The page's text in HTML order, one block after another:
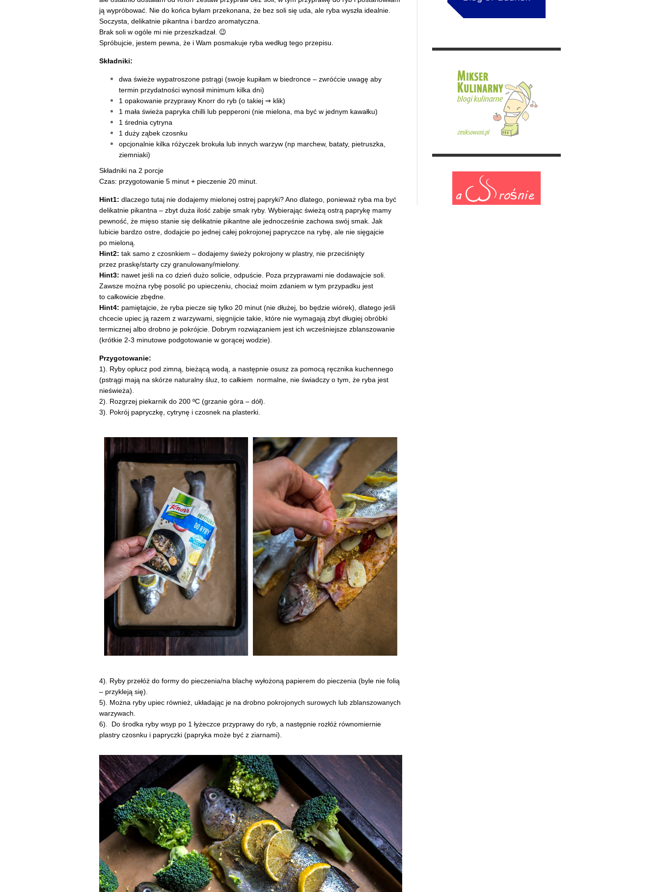
ją wypróbować. Nie do końca byłam przekonana, że bez soli się uda, ale ryba wyszła idealnie.
Soczysta, delikatnie pikantna i bardzo aromatyczna.
Brak soli w ogóle mi nie przeszkadzał. 😉
Spróbujcie, jestem pewna, że i Wam posmakuje ryba według tego przepisu.
Składniki:
dwa świeże wypatroszone pstrągi (swoje kupiłam w biedronce – zwróćcie uwagę aby
termin przydatności wynosił minimum kilka dni)
1 opakowanie przyprawy Knorr do ryb (o takiej ⇒ klik)
1 mała świeża papryka chilli lub pepperoni (nie mielona, ma być w jednym kawałku)
1 średnia cytryna
1 duży ząbek czosnku
opcjonalnie kilka różyczek brokuła lub innych warzyw (np marchew, bataty, pietruszka,
ziemniaki)
Składniki na 2 porcje
Czas: przygotowanie 5 minut + pieczenie 20 minut.
Hint1: dlaczego tutaj nie dodajemy mielonej ostrej papryki? Ano dlatego, ponieważ ryba ma być
delikatnie pikantna – zbyt duża ilość zabije smak ryby. Wybierając świeżą ostrą paprykę mamy
pewność, że mięso stanie się delikatnie pikantne ale jednocześnie zachowa swój smak. Jak
lubicie bardzo ostre, dodajcie po jednej całej pokrojonej papryczce na rybę, ale nie sięgajcie
po mieloną.
Hint2: tak samo z czosnkiem – dodajemy świeży pokrojony w plastry, nie przeciśnięty
przez praskę/starty czy granulowany/mielony.
Hint3: nawet jeśli na co dzień dużo solicie, odpuście. Poza przyprawami nie dodawajcie soli.
Zawsze można rybę posolić po upieczeniu, chociaż moim zdaniem w tym przypadku jest
to całkowicie zbędne.
Hint4: pamiętajcie, że ryba piecze się tylko 20 minut (nie dłużej, bo będzie wiórek), dlatego jeśli
chcecie upiec ją razem z warzywami, sięgnijcie takie, które nie wymagają zbyt długiej obróbki
termicznej albo drobno je pokrójcie. Dobrym rozwiązaniem jest ich wcześniejsze zblanszowanie
(krótkie 2-3 minutowe podgotowanie w gorącej wodzie).
Przygotowanie:
1). Ryby opłucz pod zimną, bieżącą wodą, a następnie osusz za pomocą ręcznika kuchennego
(pstrągi mają na skórze naturalny śluz, to całkiem normalne, nie świadczy o tym, że ryba jest
nieświeża).
2). Rozgrzej piekarnik do 200 ºC (grzanie góra – dół).
3). Pokrój papryczkę, cytrynę i czosnek na plasterki.
4). Ryby przełóż do formy do pieczenia/na blachę wyłożoną papierem do pieczenia (byle nie folią
– przykleją się).
5). Można ryby upiec również, układając je na drobno pokrojonych surowych lub zblanszowanych
warzywach.
6). Do środka ryby wsyp po 1 łyżeczce przyprawy do ryb, a następnie rozłóż równomiernie
plastry czosnku i papryczki (papryka może być z ziarnami).